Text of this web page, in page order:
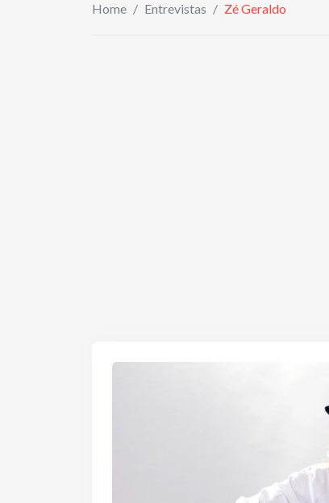
Home / Entrevistas / Zé Geraldo